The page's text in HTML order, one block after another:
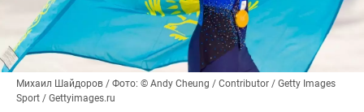
Михаил Шайдоров / Фото: © Andy Cheung / Contributor / Getty Images
Sport / Gettyimages.ru